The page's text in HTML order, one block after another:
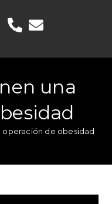
una
operación de obesidad